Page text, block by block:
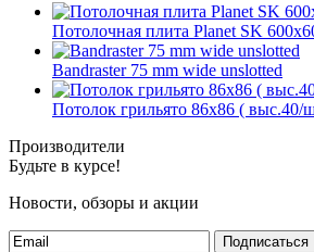
Потолочная плита Planet SK
Bandraster 75 mm wide unslotted
Потолок грильято 86х86 (
Производители
Будьте в курсе!
Новости, обзоры и акции
Подписаться